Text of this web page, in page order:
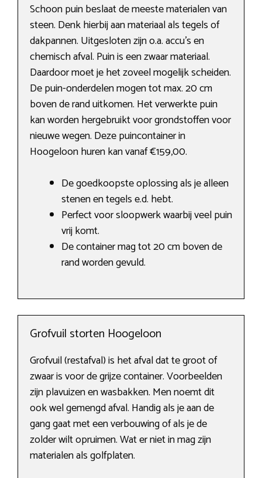
Schoon puin beslaat de meeste materialen van
steen. Denk hierbij aan materiaal als tegels of
dakpannen. Uitgesloten zijn o.a. accu’s en
chemisch afval. Puin is een zwaar materiaal.
Daardoor moet je het zoveel mogelijk scheiden.
De puin-onderdelen mogen tot max. 20 cm
boven de rand uitkomen. Het verwerkte puin
kan worden hergebruikt voor grondstoffen voor
nieuwe wegen. Deze puincontainer in
Hoogeloon huren kan vanaf €159,00.
De goedkoopste oplossing als je alleen
stenen en tegels e.d. hebt.
Perfect voor sloopwerk waarbij veel puin
vrij komt.
De container mag tot 20 cm boven de
rand worden gevuld.
Grofvuil storten Hoogeloon
Grofvuil (restafval) is het afval dat te groot of
zwaar is voor de grijze container. Voorbeelden
zijn plavuizen en wasbakken. Men noemt dit
ook wel gemengd afval. Handig als je aan de
gang gaat met een verbouwing of als je de
zolder wilt opruimen. Wat er niet in mag zijn
materialen als golfplaten.